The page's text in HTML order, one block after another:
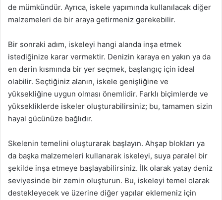
de mümkündür. Ayrıca, iskele yapımında kullanılacak diğer
malzemeleri de bir araya getirmeniz gerekebilir.
Bir sonraki adım, iskeleyi hangi alanda inşa etmek
istediğinize karar vermektir. Denizin karaya en yakın ya da
en derin kısmında bir yer seçmek, başlangıç için ideal
olabilir. Seçtiğiniz alanın, iskele genişliğine ve
yüksekliğine uygun olması önemlidir. Farklı biçimlerde ve
yüksekliklerde iskeler oluşturabilirsiniz; bu, tamamen sizin
hayal gücünüze bağlıdır.
Skelenin temelini oluşturarak başlayın. Ahşap blokları ya
da başka malzemeleri kullanarak iskeleyi, suya paralel bir
şekilde inşa etmeye başlayabilirsiniz. İlk olarak yatay deniz
seviyesinde bir zemin oluşturun. Bu, iskeleyi temel olarak
destekleyecek ve üzerine diğer yapılar eklemeniz için